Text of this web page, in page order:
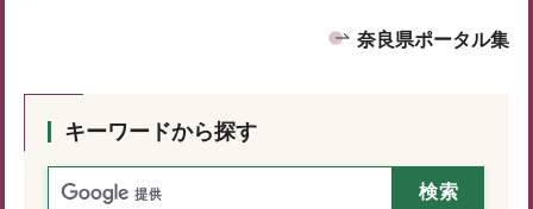
奈良県ポータル集
キーワードから探す